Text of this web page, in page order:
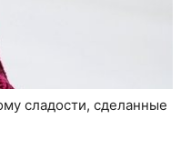
сладости, сделанные